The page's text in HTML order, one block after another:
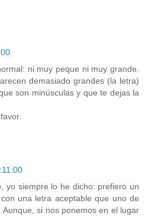
ni muy peque ni muy grande.
demasiado grandes (la letra)
son minúsculas y que te dejas la
yo siempre lo he dicho: prefiero un
una letra aceptable que uno de
si nos ponemos en el lugar